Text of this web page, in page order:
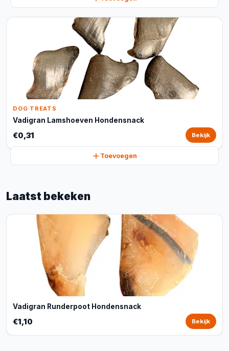
DOG TREATS
Vadigran Lamshoeven Hondensnack
€0,31 Bekijk
Toevoegen
Laatst bekeken
Vadigran Runderpoot Hondensnack
€1,10 Bekijk